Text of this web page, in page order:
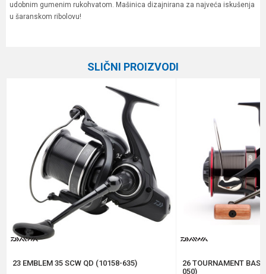
udobnim gumenim rukohvatom. Mašinica dizajnirana za najveća iskušenja
u šaranskom ribolovu!
10000
Carp Pro
Kapacitet 0.35/550 m
Težina 615 g
Anti-spam zaštita - izračunajte koliko je 4 + 1 :
POŠALJI
SLIČNI PROIZVODI
23 EMBLEM 35 SCW QD (10158-635)
26 TOURNAMENT
050)